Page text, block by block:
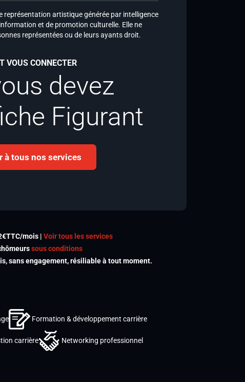
représentation artistique générée par intelligence
et de promotion culturelle. Elle ne
représentées ou de leurs ayants droit.
VOUS CONNECTER
devez
Figurant
à tous nos services
mois | Voir tous les services
sous conditions
sans engagement, résiliable à tout moment.
Formation & développement carrière
carrière Networking professionnel